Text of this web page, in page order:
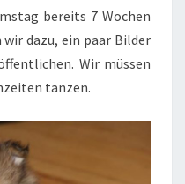
bereits 7 Wochen
dazu, ein paar Bilder
Wir müssen
tanzen.